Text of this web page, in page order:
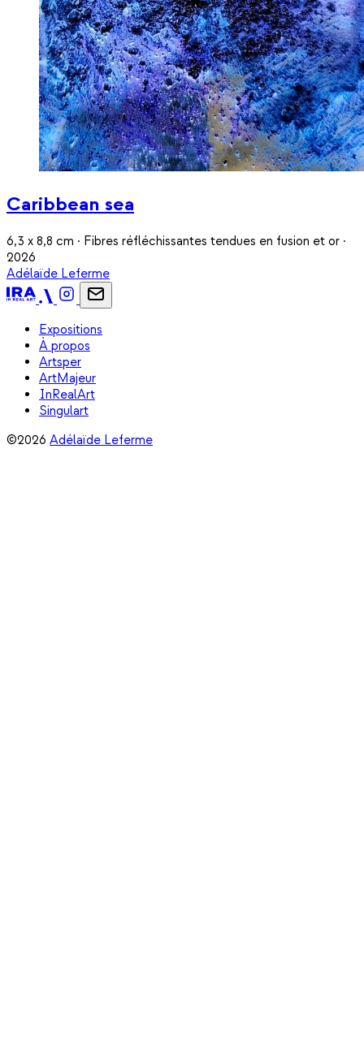
Caribbean sea
6,3 x 8,8 cm · Fibres réfléchissantes tendues en fusion et or ·
2026
Adélaïde Leferme
Expositions
À propos
Artsper
ArtMajeur
InRealArt
Singulart
©2026 Adélaïde Leferme